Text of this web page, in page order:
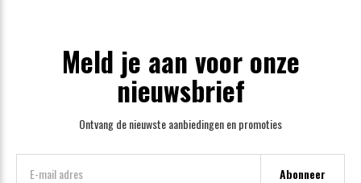
Meld je aan voor onze
nieuwsbrief
Ontvang de nieuwste aanbiedingen en promoties
Abonneer